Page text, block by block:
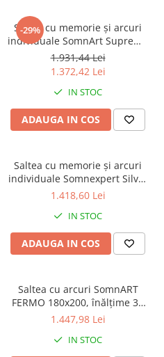
-29%
Saltea cu memorie și arcuri
individuale SomnArt Supreme
Pocket Multilayer 140x190,
înălțime 24 cm, husă
detașabilă, fermitate medie
1.931,44 Lei
1.372,42 Lei
IN STOC
ADAUGA IN COS
Saltea cu memorie și arcuri
individuale Somnexpert Silver
Evolution Pocket Spring
detașabilă, fermitate medie
1.418,60 Lei
IN STOC
ADAUGA IN COS
Saltea cu arcuri SomnART
FERMO 180x200, înălțime 30
cm, superortopedica, husă
ferma
1.447,98 Lei
IN STOC